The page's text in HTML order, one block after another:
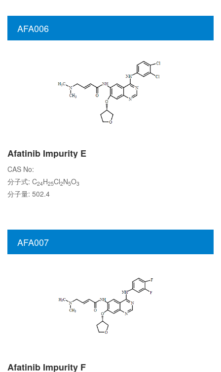
AFA006
Afatinib Impurity E
CAS No:
分子式: C24H25Cl2N5O3
分子量: 502.4
AFA007
Afatinib Impurity F